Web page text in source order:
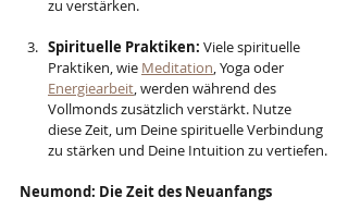
zu verstärken.
Spirituelle Praktiken: Viele spirituelle
Praktiken, wie Meditation, Yoga oder
Energiearbeit, werden während des
Vollmonds zusätzlich verstärkt. Nutze
diese Zeit, um Deine spirituelle Verbindung
zu stärken und Deine Intuition zu vertiefen.
Neumond: Die Zeit des Neuanfangs